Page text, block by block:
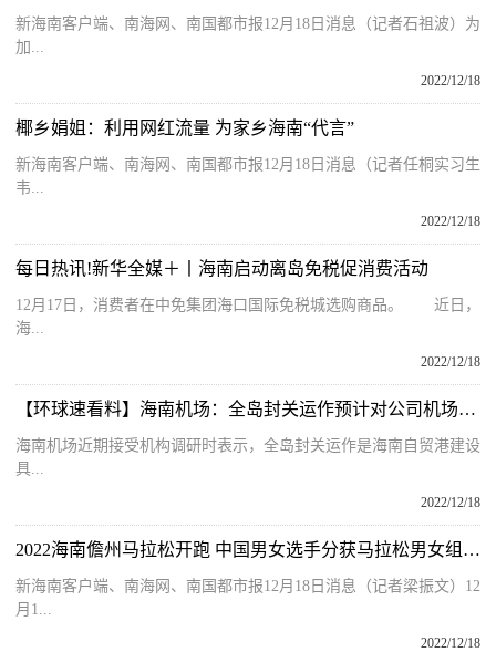
新海南客户端、南海网、南国都市报12月18日消息（记者石祖波）为
加...
2022/12/18
椰乡娟姐：利用网红流量 为家乡海南“代言”
新海南客户端、南海网、南国都市报12月18日消息（记者任桐实习生
韦...
2022/12/18
每日热讯!新华全媒＋丨海南启动离岛免税促消费活动
12月17日，消费者在中免集团海口国际免税城选购商品。 近日，
海...
2022/12/18
【环球速看料】海南机场：全岛封关运作预计对公司机场业务、免税业务、持有型物业业务、酒店业务等产生积极促进作用
海南机场近期接受机构调研时表示，全岛封关运作是海南自贸港建设
具...
2022/12/18
2022海南儋州马拉松开跑 中国男女选手分获马拉松男女组冠军
新海南客户端、南海网、南国都市报12月18日消息（记者梁振文）12
月1...
2022/12/18